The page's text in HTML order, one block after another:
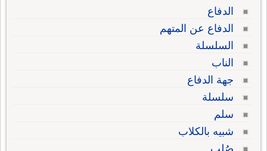
الدفاع
الدفاع عن المتهم
السلسلة
الناب
جهة الدفاع
سلسلة
سلم
شبيه بالكلاب